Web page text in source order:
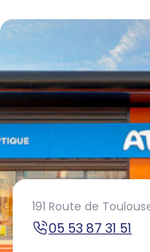
191 Route de
05 53 87 31 51